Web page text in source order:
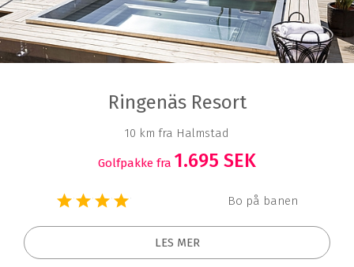
Ringenäs Resort
10 km fra Halmstad
Golfpakke fra 1.695 SEK
Bo på banen
LES MER